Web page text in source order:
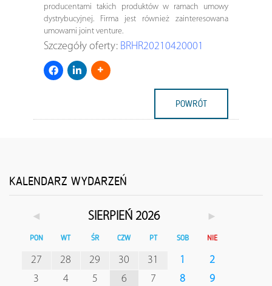
producentami takich produktów w ramach umowy
dystrybucyjnej. Firma jest również zainteresowana
umowami joint venture.
Szczegóły oferty: BRHR20210420001
POWRÓT
KALENDARZ WYDARZEŃ
◄ SIERPIEŃ 2026 ►
PON WT ŚR CZW PT SOB NIE
27 28 29 30 31 1
2
3
4 5 6 7 8
9